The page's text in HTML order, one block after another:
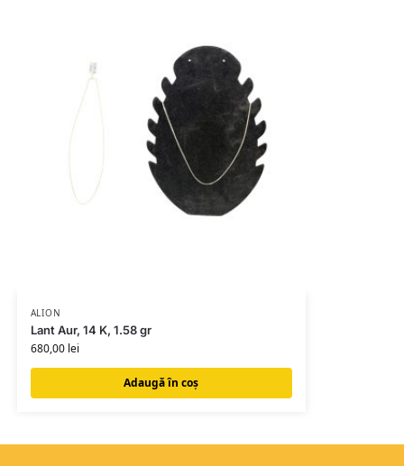
ALION
Lant Aur, 14 K, 1.58 gr
680,00 lei
Adaugă în coș